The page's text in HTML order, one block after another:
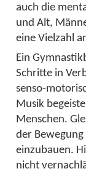
auch die
und Alt,
eine Vielzahl
Ein
Schritte in
senso-
Musik
Menschen.
der
einzubauen.
nicht